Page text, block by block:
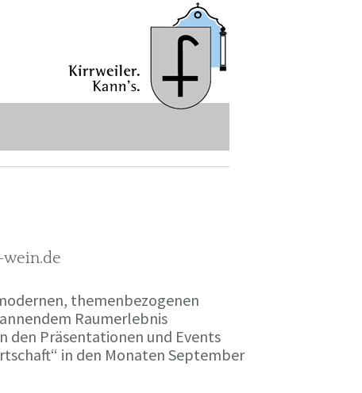
wein.de
themenbezogenen
Raumerlebnis
den Präsentationen und Events
in den Monaten September